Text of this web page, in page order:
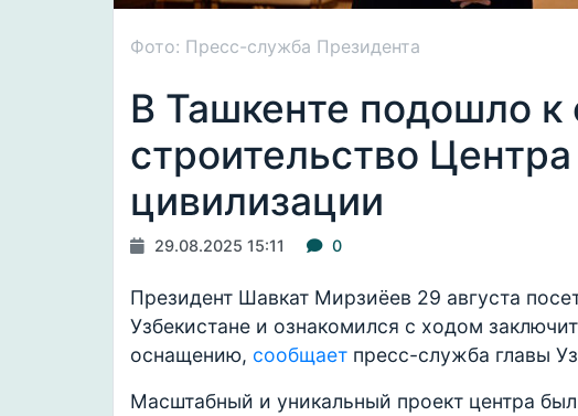
Фото: Пресс-служба Президента
В Ташкенте подошло к
строительство
цивилизации
29.08.2025 15:11 0
Президент Шавкат Мирзиёев 29 августа
Узбекистане и ознакомился с ходом
оснащению, сообщает пресс-служба главы
Масштабный и уникальный проект центра